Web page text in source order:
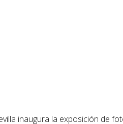
inaugura la exposición de